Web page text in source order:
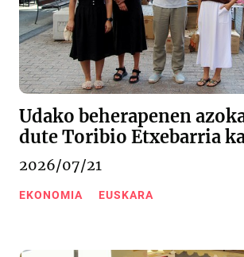
Udako beherapenen
dute Toribio Etxebarria
2026/07/21
EKONOMIA EUSKARA